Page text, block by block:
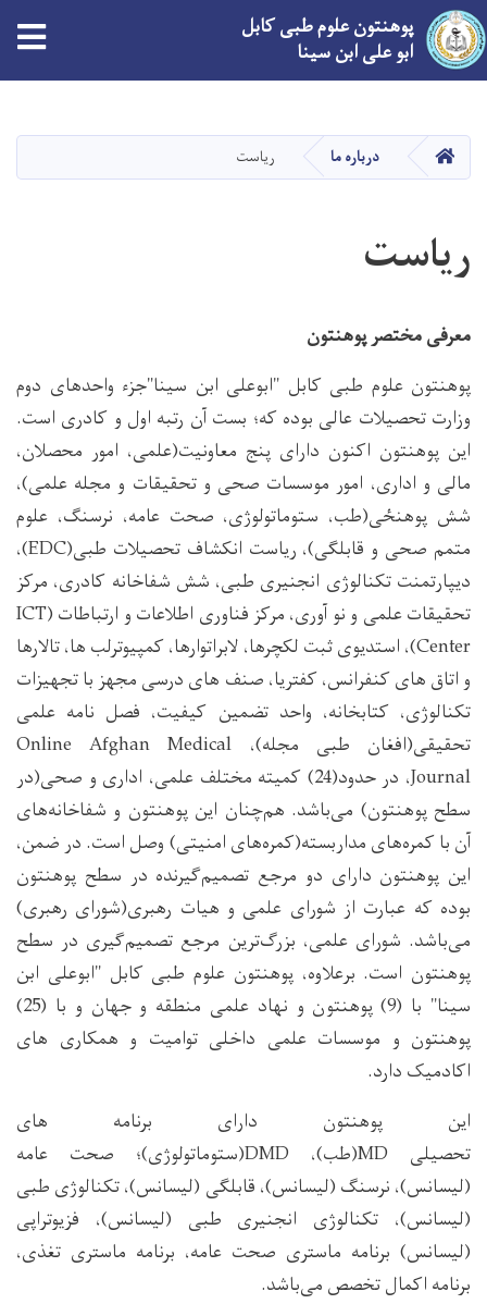
main
content
پوهنتون علوم طبی کابل
ابو علی ابن سینا
صفحه اصلیدرباره ما ریاست
ریاست
معرفی مختصر پوهنتون
پوهنتون علوم طبی کابل "ابوعلی ابن سینا"جزء واحدهای دوم
وزارت تحصیلات عالی بوده که؛ بست آن رتبه اول و کادری است.
این پوهنتون اکنون دارای پنج معاونیت(علمی، امور محصلان،
مالی و اداری، امور موسسات صحی و تحقیقات و مجله علمی)،
شش پوهنځی(طب، ستوماتولوژی، صحت عامه، نرسنگ، علوم
متمم صحی و قابلگی)، ریاست انکشاف تحصیلات طبی(EDC)،
دیپارتمنت تکنالوژی انجنیری طبی، شش شفاخانه کادری، مرکز
تحقیقات علمی و نو آوری، مرکز فناوری اطلاعات و ارتباطات (ICT
Center)، استدیوی ثبت لکچرها، لابراتوارها، کمپیوترلب ها، تالارها
و اتاق های کنفرانس، کفتریا، صنف های درسی مجهز با تجهیزات
تکنالوژی، کتابخانه، واحد تضمین کیفیت، فصل نامه علمی
تحقیقی(افغان طبی مجله)، Online Afghan Medical
Journal، در حدود(24) کمیته مختلف علمی، اداری و صحی(در
سطح پوهنتون) می‌باشد. هم‌چنان این پوهنتون و شفاخانه‌های
آن با کمره‌های مداربسته(کمره‌های امنیتی) وصل است. در ضمن،
این پوهنتون دارای دو مرجع تصمیم‌گیرنده در سطح پوهنتون
بوده که عبارت از شورای علمی و هیات رهبری(شورای رهبری)
می‌باشد. شورای علمی، بزرگ‌ترین مرجع تصمیم‌گیری در سطح
پوهنتون است. برعلاوه، پوهنتون علوم طبی کابل "ابوعلی ابن
سینا" با (9) پوهنتون و نهاد علمی منطقه و جهان و با (25)
پوهنتون و موسسات علمی داخلی توامیت و همکاری های
اکادمیک دارد.
این پوهنتون دارای برنامه های
تحصیلی MD(طب)، DMD(ستوماتولوژی)؛ صحت عامه
(لیسانس)، نرسنگ (لیسانس)، قابلگی (لیسانس)، تکنالوژی طبی
(لیسانس)، تکنالوژی انجنیری طبی (لیسانس)، فزیوتراپی
(لیسانس) برنامه ماستری صحت عامه، برنامه ماستری تغذی،
برنامه اکمال تخصص می‌باشد.